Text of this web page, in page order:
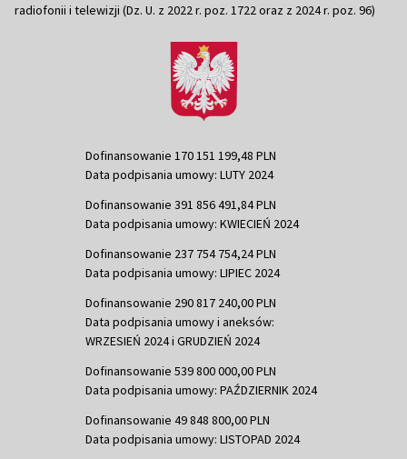
radiofonii i telewizji (Dz. U. z 2022 r. poz. 1722 oraz z 2024 r. poz. 96)
Dofinansowanie 170 151 199,48 PLN
Data podpisania umowy: LUTY 2024
Dofinansowanie 391 856 491,84 PLN
Data podpisania umowy: KWIECIEŃ 2024
Dofinansowanie 237 754 754,24 PLN
Data podpisania umowy: LIPIEC 2024
Dofinansowanie 290 817 240,00 PLN
Data podpisania umowy i aneksów:
WRZESIEŃ 2024 i GRUDZIEŃ 2024
Dofinansowanie 539 800 000,00 PLN
Data podpisania umowy: PAŹDZIERNIK 2024
Dofinansowanie 49 848 800,00 PLN
Data podpisania umowy: LISTOPAD 2024